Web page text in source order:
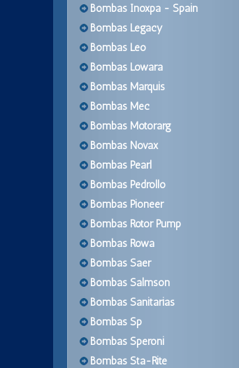
Bombas Inoxpa - Spain
Bombas Legacy
Bombas Leo
Bombas Lowara
Bombas Marquis
Bombas Mec
Bombas Motorarg
Bombas Novax
Bombas Pearl
Bombas Pedrollo
Bombas Pioneer
Bombas Rotor Pump
Bombas Rowa
Bombas Saer
Bombas Salmson
Bombas Sanitarias
Bombas Sp
Bombas Speroni
Bombas Sta-Rite